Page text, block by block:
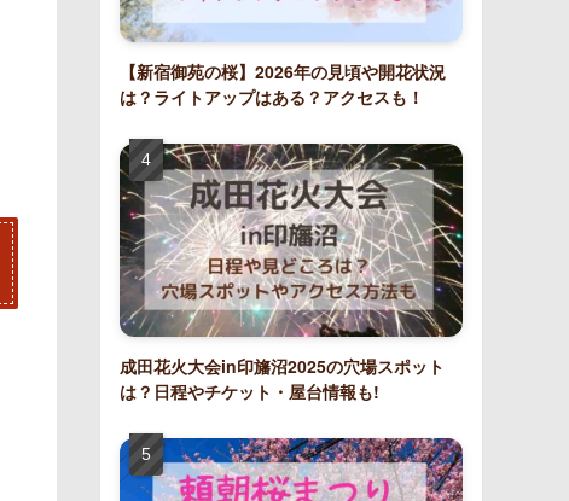
【新宿御苑の桜】2026年の見頃や開花状況
は？ライトアップはある？アクセスも！
成田花火大会in印旛沼2025の穴場スポット
は？日程やチケット・屋台情報も!